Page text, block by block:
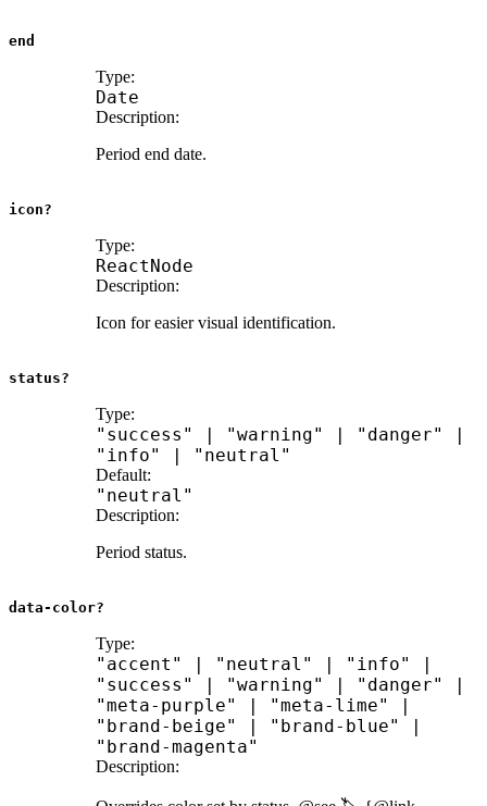
end
Type:
Date
Description:
Period end date.
icon?
Type:
ReactNode
Description:
Icon for easier visual identification.
status?
Type:
"success" "warning" "danger"
"info"
"neutral"
Default:
"neutral"
Description:
Period status.
data-color?
Type:
"accent" "neutral" "info"
"success"
"warning" "danger"
"meta-purple"
"meta-lime"
"brand-beige"
"brand-blue"
"brand-magenta"
Description: